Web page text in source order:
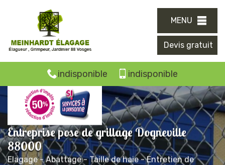
MENU
Devis gratuit
indisponible indisponible
Entreprise pose de grillage Dogneville
88000
Elagage - Abattage - Taille de haie - Entretien de